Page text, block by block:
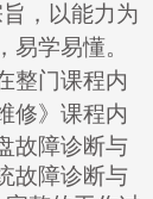
，以能力为
学易懂。
整门课程内
修》 课程内
故障诊断与
故障诊断与